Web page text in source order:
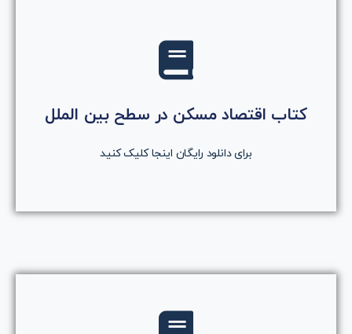
کتاب اقتصاد مسکن در سطح بین الملل
برای دانلود رایگان اینجا کلیک کنید
دانلود رایگان کتاب
روی دکمه کلیک کنید
کلیک کنید